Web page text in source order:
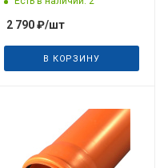
2 790₽/шт
В КОРЗИНУ